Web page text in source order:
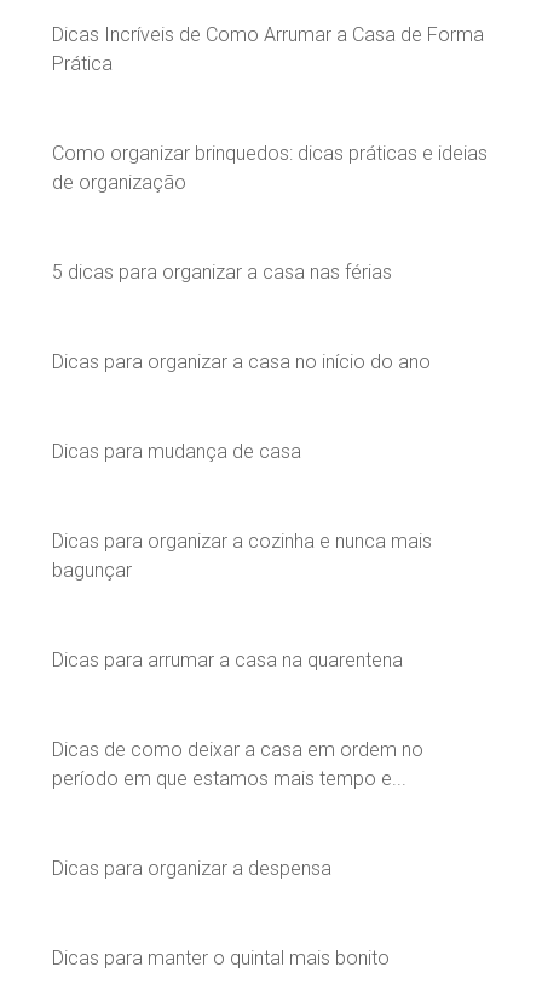
Dicas Incríveis de Como Arrumar a Casa de Forma
Prática
Como organizar brinquedos: dicas práticas e ideias
de organização
5 dicas para organizar a casa nas férias
Dicas para organizar a casa no início do ano
Dicas para mudança de casa
Dicas para organizar a cozinha e nunca mais
bagunçar
Dicas para arrumar a casa na quarentena
Dicas de como deixar a casa em ordem no
período em que estamos mais tempo e...
Dicas para organizar a despensa
Dicas para manter o quintal mais bonito